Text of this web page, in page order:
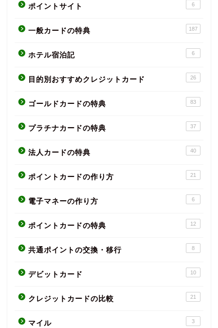
ポイントサイト 6
一般カードの特典 187
ホテル宿泊記 6
目的別おすすめクレジットカード 26
ゴールドカードの特典 83
プラチナカードの特典 37
法人カードの特典 40
ポイントカードの作り方 21
電子マネーの作り方 6
ポイントカードの特典 12
共通ポイントの交換・移行 8
デビットカード 10
クレジットカードの比較 21
マイル 3